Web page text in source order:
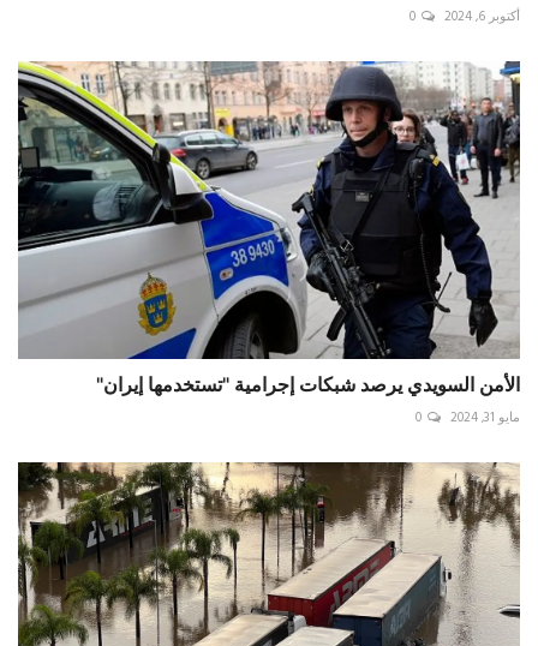
أكتوبر 6, 2024 0
الأمن السويدي يرصد شبكات إجرامية "تستخدمها إيران"
مايو 31, 2024 0